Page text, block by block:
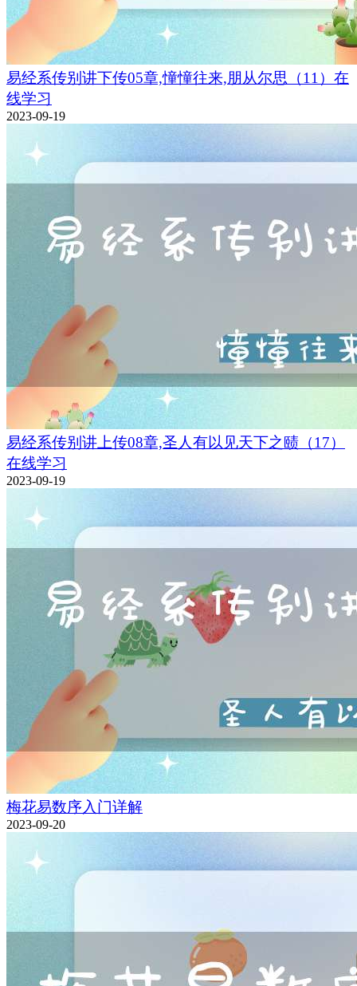
易经系传别讲下传05章,憧憧往来,朋从尔思（11）在
线学习
2023-09-19
易经系传别讲上传08章,圣人有以见天下之赜（17）
在线学习
2023-09-19
梅花易数序入门详解
2023-09-20